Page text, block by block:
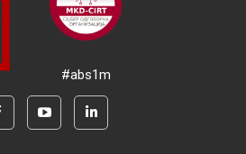
#abs1m